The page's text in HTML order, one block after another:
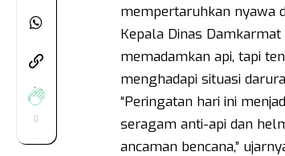
0
mempertaruhkan nyawa
Kepala Dinas
memadamkan api, tapi
menghadapi situasi
“Peringatan hari ini
seragam anti-api dan
ancaman bencana,”